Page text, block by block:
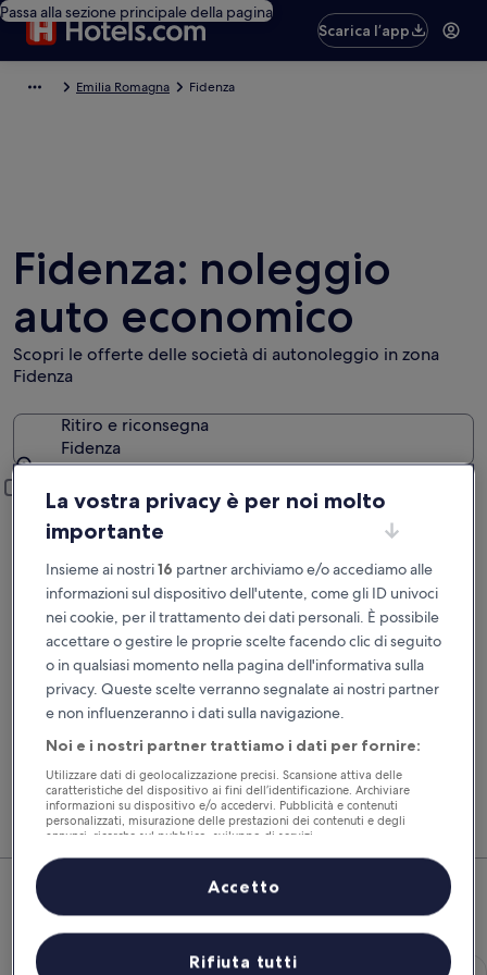
Passa alla sezione principale della pagina
Scarica l’app
Emilia Romagna Fidenza
Fidenza: noleggio
auto economico
Scopri le offerte delle società di autonoleggio in zona
Fidenza
Ritiro e riconsegna
Fidenza
Aggiungi un’altra località di riconsegna
Data di ritiro
21 ago
Data di riconsegna
Ora del ritiro
Ora di riconsegna
Ho un codice sconto
Cerca
Confronta i noleggi auto e prenota volo, hotel e
auto insieme per risparmiare ancora di più.
Fidenza: dai un'occhiata alle
migliori offerte auto
Economy
Economy Chevrolet Spark
La vostra privacy è per noi molto
importante
Insieme ai nostri16 partner archiviamo e/o accediamo alle
informazioni sul dispositivo dell'utente, come gli ID univoci
nei cookie, per il trattamento dei dati personali. È possibile
accettare o gestire le proprie scelte facendo clic di seguito
o in qualsiasi momento nella pagina dell'informativa sulla
privacy. Queste scelte verranno segnalate ai nostri partner
e non influenzeranno i dati sulla navigazione.
Noi e i nostri partner trattiamo i dati per fornire:
Utilizzare dati di geolocalizzazione precisi. Scansione attiva delle
caratteristiche del dispositivo ai fini dell’identificazione. Archiviare
informazioni su dispositivo e/o accedervi. Pubblicità e contenuti
personalizzati, misurazione delle prestazioni dei contenuti e degli
annunci, ricerche sul pubblico, sviluppo di servizi.
Elenco dei partner (fornitori)
Rifiuta tutti
Accetto